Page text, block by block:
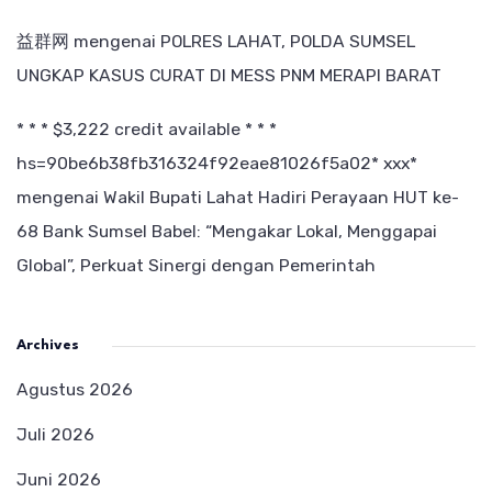
益群网 mengenai POLRES LAHAT, POLDA SUMSEL
UNGKAP KASUS CURAT DI MESS PNM MERAPI BARAT
* * * $3,222 credit available * * *
hs=90be6b38fb316324f92eae81026f5a02* ххх*
mengenai Wakil Bupati Lahat Hadiri Perayaan HUT ke-
68 Bank Sumsel Babel: “Mengakar Lokal, Menggapai
Global”, Perkuat Sinergi dengan Pemerintah
Archives
Agustus 2026
Juli 2026
Juni 2026